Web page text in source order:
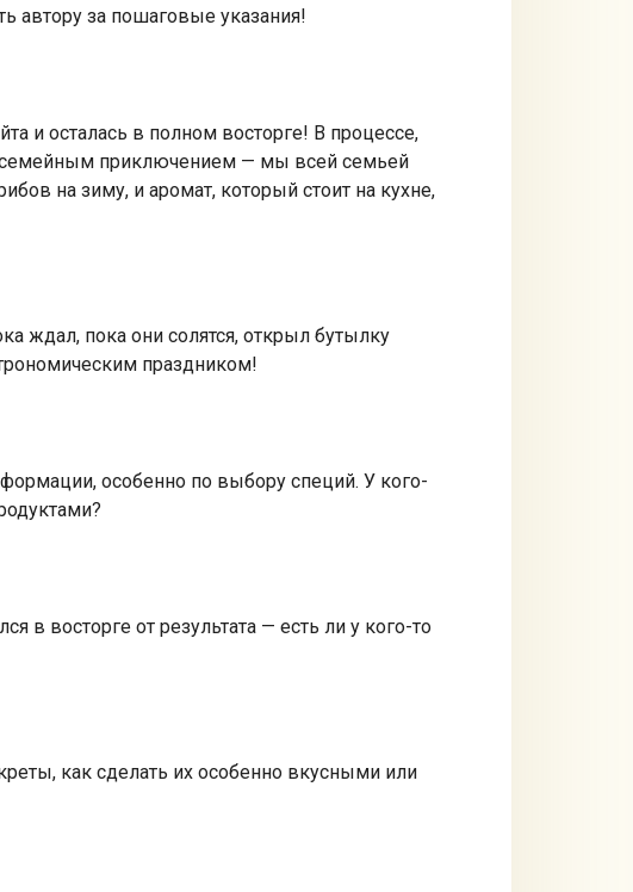
автору за пошаговые указания!
и осталась в полном восторге! В процессе,
семейным приключением — мы всей семьей
на зиму, и аромат, который стоит на кухне,
ждал, пока они солятся, открыл бутылку
праздником!
особенно по выбору специй. У кого-
в восторге от результата — есть ли у кого-то
как сделать их особенно вкусными или